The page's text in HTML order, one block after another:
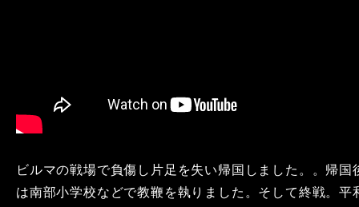
ビルマの戦場で負傷し片足を失い帰国しました。。帰国
は南部小学校などで教鞭を執りました。そして終戦。平